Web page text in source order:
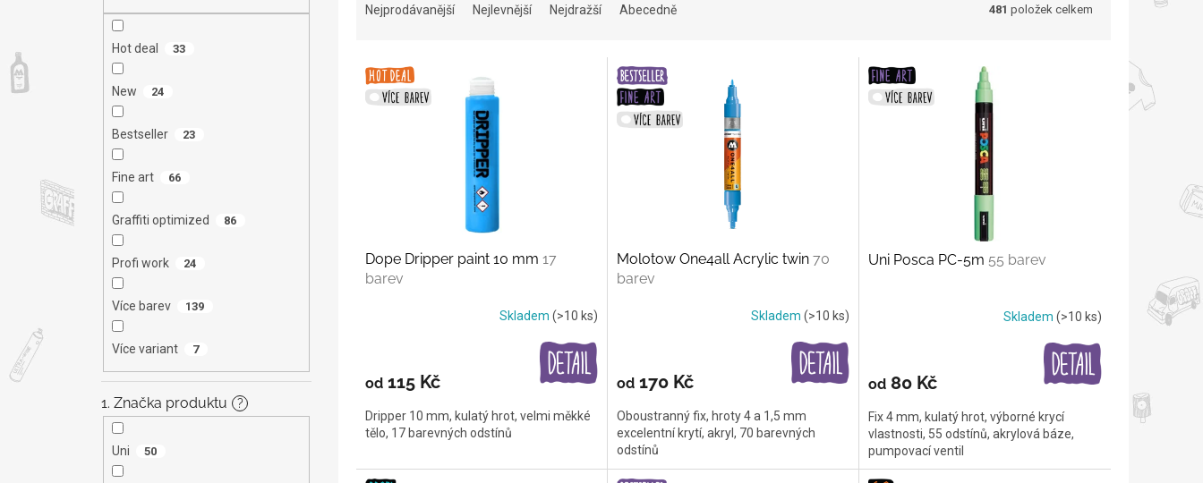
Hot deal 33
New 24
Bestseller 23
Fine art 66
Graffiti optimized 86
Profi work 24
Více barev 139
Více variant 7
1. Značka produktu ?
Uni 50
n
p
Nejprodávanější Nejlevnější Nejdražší Abecedně 481 položek celkem
V
p
Dope Dripper paint 10 mm 17
barev
Skladem (>10 ks)
od 115 Kč
Dripper 10 mm, kulatý hrot, velmi měkké
tělo, 17 barevných odstínů
Molotow One4all Acrylic twin 70
barev
Skladem (>10 ks)
od170 Kč
Oboustranný fix, hroty 4 a 1,5 mm
excelentní krytí, akryl, 70 barevných
odstínů
Uni Posca PC-5m 55 barev
Skladem (>10 ks)
od80 Kč
Fix 4 mm, kulatý hrot, výborné krycí
vlastnosti, 55 odstínů, akrylová báze,
pumpovací ventil